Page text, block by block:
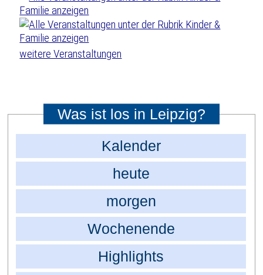
weitere Veranstaltungen
Was ist los in Leipzig?
Kalender
heute
morgen
Wochenende
Highlights